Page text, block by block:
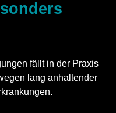
fällt in der Praxis
lang anhaltender